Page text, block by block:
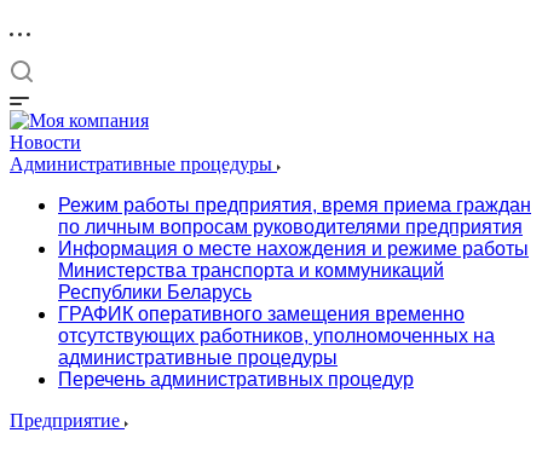
Новости
Административные процедуры
Режим работы предприятия, время приема граждан
по личным вопросам руководителями предприятия
Информация о месте нахождения и режиме работы
Министерства транспорта и коммуникаций
Республики Беларусь
ГРАФИК оперативного замещения временно
отсутствующих работников, уполномоченных на
административные процедуры
Перечень административных процедур
Предприятие